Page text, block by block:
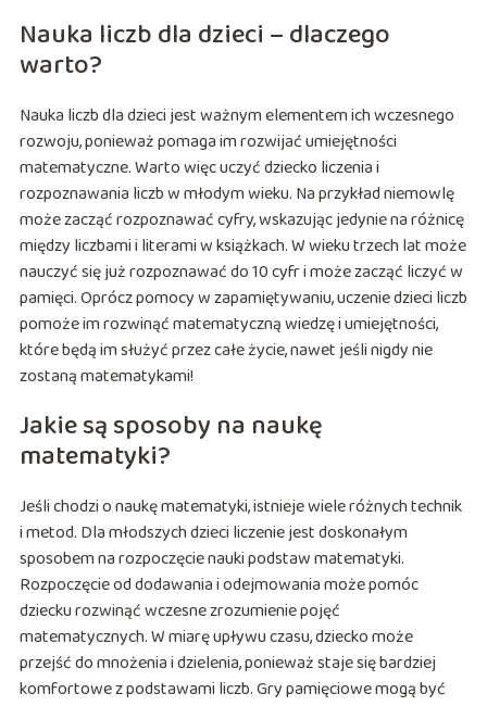
Nauka liczb dla dzieci – dlaczego
warto?
Nauka liczb dla dzieci jest ważnym elementem ich wczesnego
rozwoju, ponieważ pomaga im rozwijać umiejętności
matematyczne. Warto więc uczyć dziecko liczenia i
rozpoznawania liczb w młodym wieku. Na przykład niemowlę
może zacząć rozpoznawać cyfry, wskazując jedynie na różnicę
między liczbami i literami w książkach. W wieku trzech lat może
nauczyć się już rozpoznawać do 10 cyfr i może zacząć liczyć w
pamięci. Oprócz pomocy w zapamiętywaniu, uczenie dzieci liczb
pomoże im rozwinąć matematyczną wiedzę i umiejętności,
które będą im służyć przez całe życie, nawet jeśli nigdy nie
zostaną matematykami!
Jakie są sposoby na naukę
matematyki?
Jeśli chodzi o naukę matematyki, istnieje wiele różnych technik
i metod. Dla młodszych dzieci liczenie jest doskonałym
sposobem na rozpoczęcie nauki podstaw matematyki.
Rozpoczęcie od dodawania i odejmowania może pomóc
dziecku rozwinąć wczesne zrozumienie pojęć
matematycznych. W miarę upływu czasu, dziecko może
przejść do mnożenia i dzielenia, ponieważ staje się bardziej
komfortowe z podstawami liczb. Gry pamięciowe mogą być